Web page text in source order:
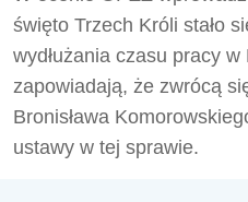
święto Trzech Króli stało
wydłużania czasu pracy
zapowiadają, że zwrócą
Bronisława
ustawy w tej sprawie.